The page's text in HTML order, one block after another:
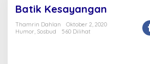
Batik Kesayangan
Thamrin Dahlan
Oktober 2, 2020
Humor Sosbud 560 Dilihat